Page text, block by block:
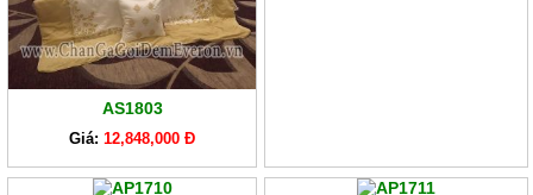
AS1803
Giá: 12,848,000 Đ